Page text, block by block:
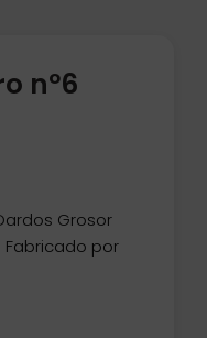
nº6
Grosor
Fabricado por